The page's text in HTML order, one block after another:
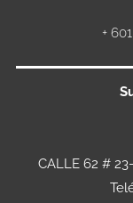
+
CALLE 62 #